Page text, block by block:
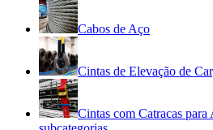
Cabos de Aço
Cintas de Elevação de
Cintas com Catracas para